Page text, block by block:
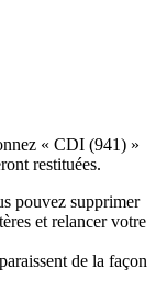
« CDI (941) »
restituées.
pouvez supprimer
et relancer votre
de la façon